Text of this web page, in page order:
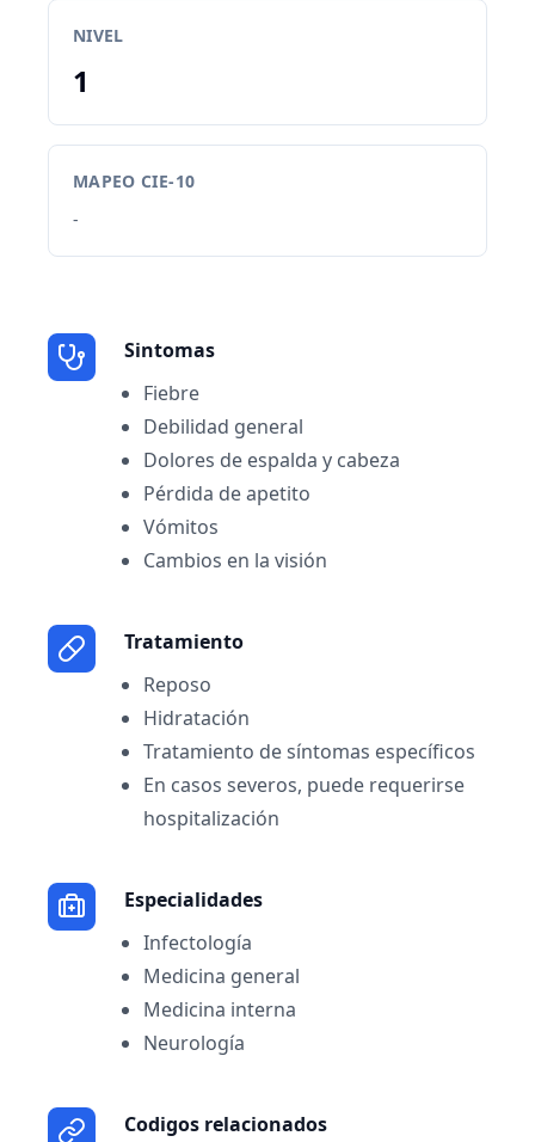
NIVEL
1
MAPEO CIE-10
-
Sintomas
Fiebre
Debilidad general
Dolores de espalda y cabeza
Pérdida de apetito
Vómitos
Cambios en la visión
Tratamiento
Reposo
Hidratación
Tratamiento de síntomas específicos
En casos severos, puede requerirse
hospitalización
Especialidades
Infectología
Medicina general
Medicina interna
Neurología
Codigos relacionados